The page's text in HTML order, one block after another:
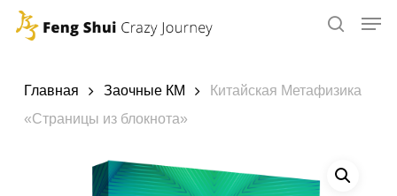
Skip
contentГлавная Заочные КМ
Китайская Метафизика
«Страницы из блокнота»